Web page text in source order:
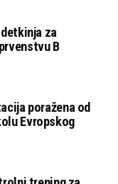
za
B
poražena od
Evropskog